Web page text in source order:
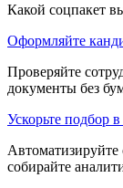
Какой соцпакет
Оформляйте
Проверяйте
документы без
Ускорьте подбор
Автоматизируйте
собирайте